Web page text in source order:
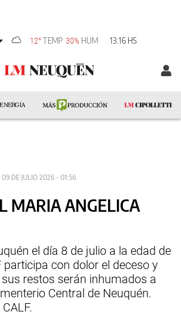
12°TEMP 30% HUM 13:16 HS
09 DE JULIO 2026 - 01:56
MARIA ANGELICA
el día 8 de julio a la edad de
participa con dolor el deceso y
restos serán inhumados a
Central de Neuquén.